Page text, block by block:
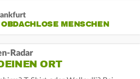
MENSCHEN
Radar
ORT